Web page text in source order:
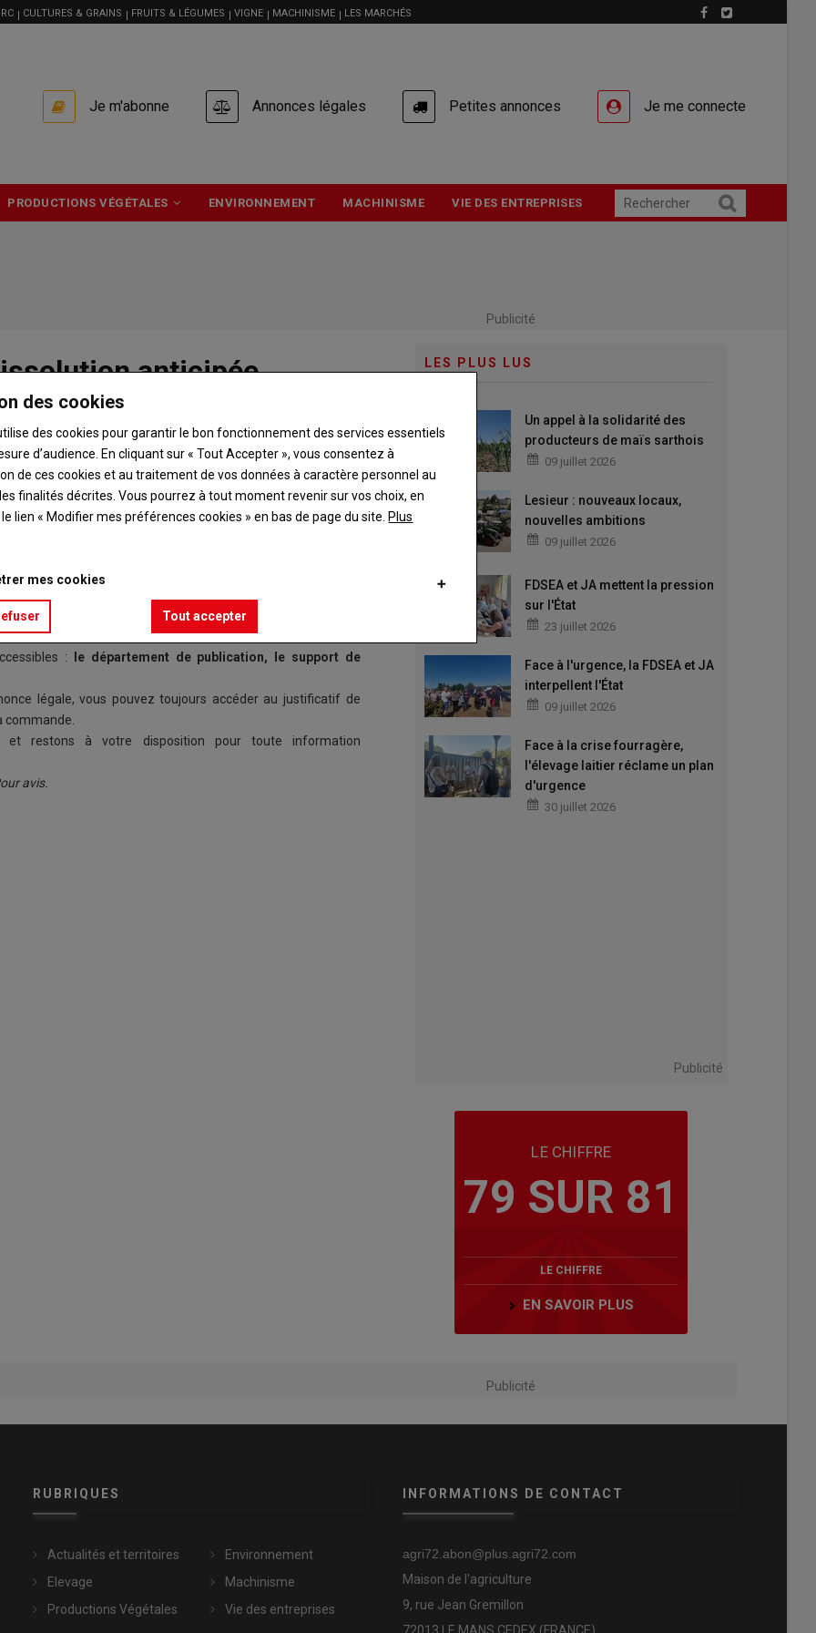
CULTURES & GRAINS FRUITS & LÉGUMES VIGNE MACHINISME LES MARCHÉS
USER
ACCOUNT
MENU
Je m'abonne Annonces légales Petites annonces Je me connecte
PRODUCTIONS VÉGÉTALES ENVIRONNEMENT MACHINISME VIE DES ENTREPRISES
Publicité
anticipée
( 72 ) 09 Jul, 2026
ANTICIPÉE
légale
Données (RGPD) et au décret n° 2025-840 du 22 août 2025
de l’annonce légale que vous tentez de consulter a été
publique des données personnelles,
:
le département de publication, le support de
légale, vous pouvez toujours accéder au justificatif de
commande.
et restons à votre disposition pour toute information
avis.
LES PLUS LUS
Un appel à la solidarité des
producteurs de maïs sarthois
09 juillet 2026
Lesieur : nouveaux locaux,
nouvelles ambitions
09 juillet 2026
FDSEA et JA mettent la pression
sur l'État
23 juillet 2026
Face à l'urgence, la FDSEA et JA
interpellent l'État
09 juillet 2026
Face à la crise fourragère,
l'élevage laitier réclame un plan
d'urgence
30 juillet 2026
Publicité
LE CHIFFRE
79 SUR 81
LE CHIFFRE
EN SAVOIR PLUS
Publicité
RUBRIQUES
Actualités et territoires
Elevage
Productions Végétales
Environnement
Machinisme
Vie des entreprises
INFORMATIONS DE CONTACT
agri72.abon@plus.agri72.com
Maison de l'agriculture
9, rue Jean Gremillon
des cookies
des cookies pour garantir le bon fonctionnement des services essentiels
d’audience. En cliquant sur « Tout Accepter », vous consentez à
de ces cookies et au traitement de vos données à caractère personnel au
finalités décrites. Vous pourrez à tout moment revenir sur vos choix, en
lien « Modifier mes préférences cookies » en bas de page du site.Plus
mes cookies
Tout accepter